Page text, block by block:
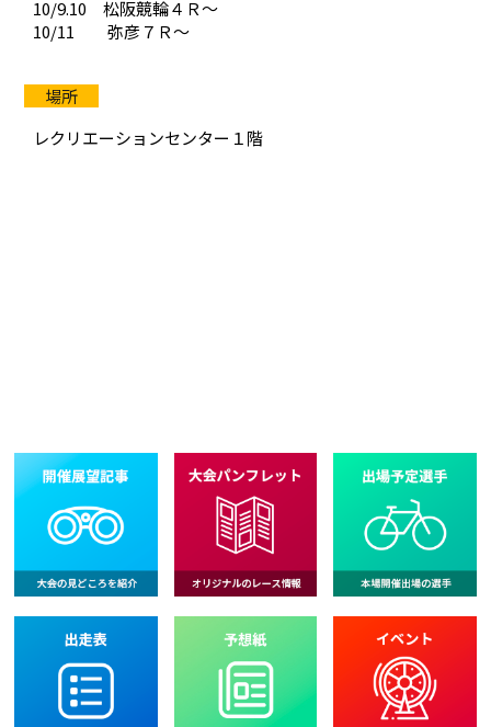
10/9.10 松阪競輪４Ｒ～
10/11 弥彦７Ｒ～
レクリエーションセンター１階